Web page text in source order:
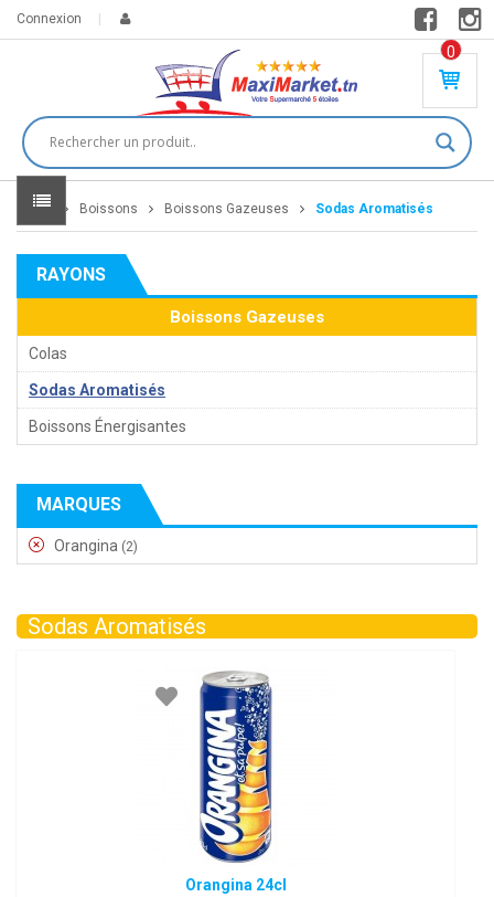
Connexion
0
PR
DU
IT(
S)
DT
Home Boissons Boissons Gazeuses Sodas Aromatisés
RAYONS
Boissons Gazeuses
Colas
Sodas Aromatisés
Boissons Énergisantes
MARQUES
Orangina (2)
Sodas Aromatisés
Orangina 24cl